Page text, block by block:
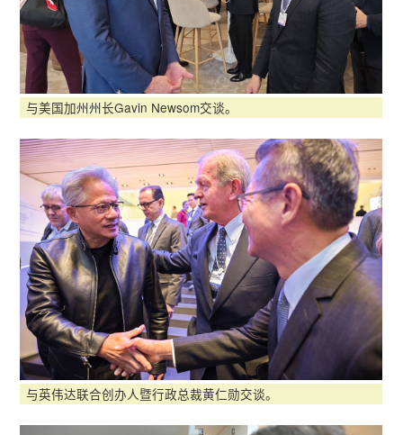
与美国加州州长Gavin Newsom交谈。
与英伟达联合创办人暨行政总裁黄仁勋交谈。